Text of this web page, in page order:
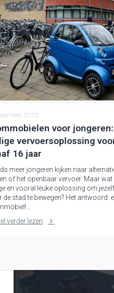
2025
voor
vervoersoplossing
16 jaar
meer jongeren kijken naar
of het openbaar vervoer. Maar wat
en vooral leuke oplossing om
de stad te bewegen? Het antwoord:
verder lezen